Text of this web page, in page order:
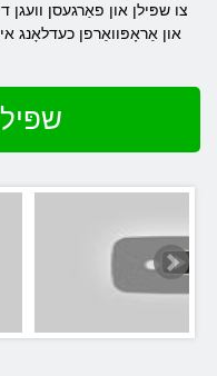
צו שפּילן און פאַרגעסן וועגן
און אַראָפּוואַרפן כעדלאָנג